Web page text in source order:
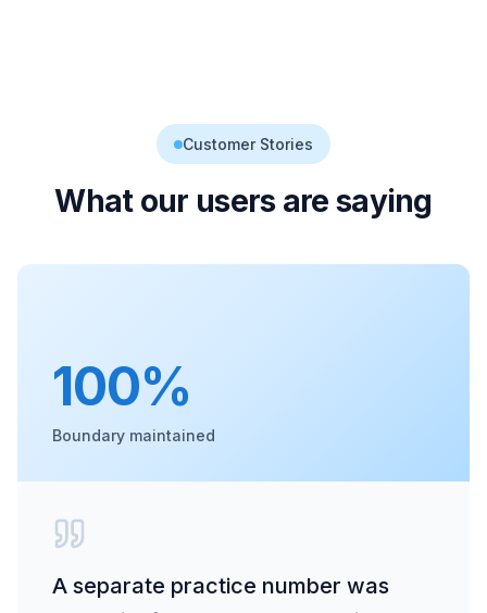
Customer Stories
What our users are saying
100%
Boundary maintained
A separate practice number was